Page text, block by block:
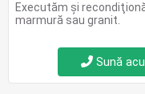
Executăm şi
marmură sau granit.
Sună